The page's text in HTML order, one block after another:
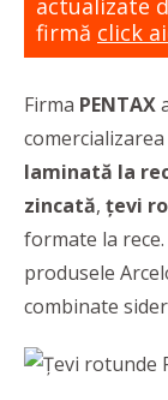
actualizate
firmă click
Firma PENTAX
laminată la
zincată, țevi
formate la
produsele
combinate